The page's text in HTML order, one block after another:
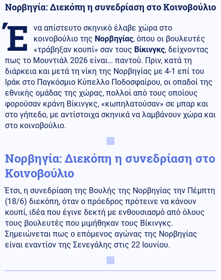
Νορβηγία: Διεκόπη η συνεδρίαση στο Κοινοβούλιο
Έ
να απίστευτο σκηνικό έλαβε χώρα στο
κοινοβούλιο της Νορβηγίας, όπου οι βουλευτές
«τράβηξαν κουπί» σαν τους Βίκινγκς, δείχνοντας
πως το Μουντιάλ 2026 είναι… παντού. Πριν, κατά τη
διάρκεια και μετά τη νίκη της Νορβηγίας με 4-1 επί του
Ιράκ στο Παγκόσμιο Κύπελλο Ποδοσφαίρου, οι οπαδοί της
εθνικής ομάδας της χώρας, πολλοί από τους οποίους
φορούσαν κράνη Βίκινγκς, «κωπηλατούσαν» σε μπαρ και
στο γήπεδο, με αντίστοιχα σκηνικά να λαμβάνουν χώρα και
στο κοινοβούλιο.
Νορβηγία: Διεκόπη η συνεδρίαση στο
Κοινοβούλιο
Έτσι, η συνεδρίαση της Βουλής της Νορβηγίας την Πέμπτη
(18/6) διεκόπη, όταν ο πρόεδρος πρότεινε να κάνουν
κουπί, ιδέα που έγινε δεκτή με ενθουσιασμό από όλους
τους βουλευτές που μιμήθηκαν τους Βίκινγκς.
Σημειώνεται πως ο επόμενος αγώνας της Νορβηγίας
είναι εναντίον της Σενεγάλης στις 22 Ιουνίου.